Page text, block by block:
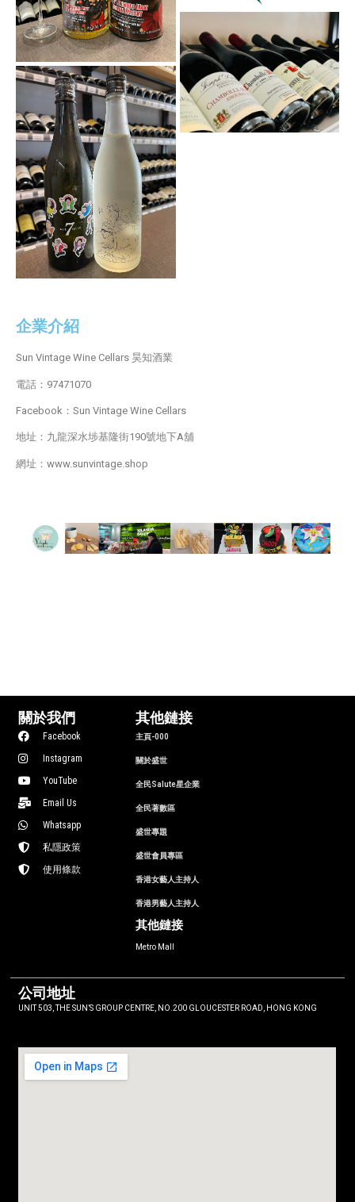
企業介紹
Sun Vintage Wine Cellars 昊知酒業
電話：97471070
Facebook：Sun Vintage Wine Cellars
地址：九龍深水埗基隆街190號地下A舖
網址：www.sunvintage.shop
關於我們
Facebook
Instagram
YouTube
Email Us
Whatsapp
私隱政策
使用條款
其他鏈接
主頁-000
關於盛世
全民Salute星企業
全民著數區
盛世專題
盛世會員專區
香港女藝人主持人
香港男藝人主持人
其他鏈接
Metro Mall
公司地址
UNIT 503, THE SUN’S GROUP CENTRE, NO.200 GLOUCESTER ROAD, HONG KONG